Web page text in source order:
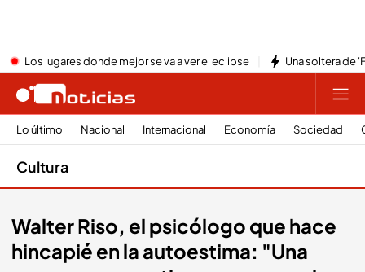
Los lugares donde mejor se va a ver el eclipse Una soltera de
Lo último Nacional Internacional Economía Sociedad
Cultura
Walter Riso, el psicólogo que hace
hincapié en la autoestima: "Una